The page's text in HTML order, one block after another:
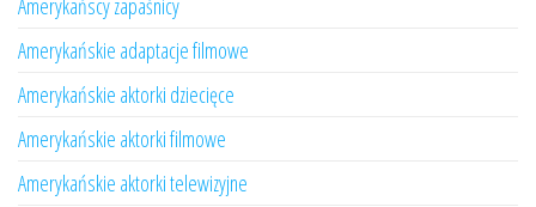
Amerykańscy zapaśnicy
Amerykańskie adaptacje filmowe
Amerykańskie aktorki dziecięce
Amerykańskie aktorki filmowe
Amerykańskie aktorki telewizyjne